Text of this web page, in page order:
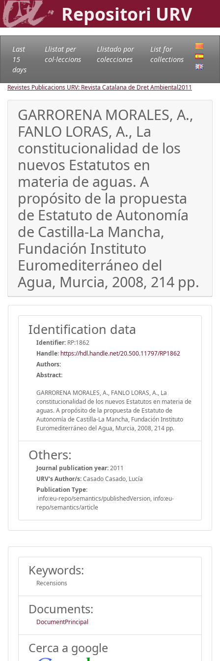
Repositori URV
Last
15
days
Llistat per
col·leccions
Llistado por
colecciones
List for
collections
Revistes Publicacions URV: Revista Catalana de Dret Ambiental2011
GARRORENA MORALES, A.,
FANLO LORAS, A., La
constitucionalidad de los
nuevos Estatutos en
materia de aguas. A
propósito de la propuesta
de Estatuto de Autonomía
de Castilla-La Mancha,
Fundación Instituto
Euromediterráneo del
Agua, Murcia, 2008, 214 pp.
Identification data
Identifier: RP:1862
Handle: https://hdl.handle.net/20.500.11797/RP1862
Authors:
Abstract:
GARRORENA MORALES, A., FANLO LORAS, A., La
constitucionalidad de los nuevos Estatutos en materia de
aguas. A propósito de la propuesta de Estatuto de
Autonomía de Castilla-La Mancha, Fundación Instituto
Euromediterráneo del Agua, Murcia, 2008, 214 pp.
Others:
Journal publication year:2011
URV's Author/s:Casado Casado, Lucía
Publication Type:
info:eu-repo/semantics/publishedVersion, info:eu-
repo/semantics/article
Keywords:
Recensions
Documents:
DocumentPrincipal
Cerca a google